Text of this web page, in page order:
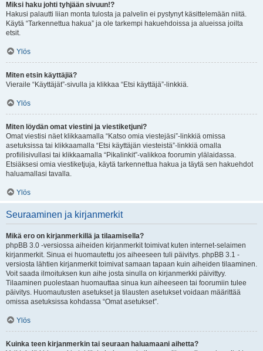
Miksi haku johti tyhjään sivuun!?
Hakusi palautti liian monta tulosta ja palvelin ei pystynyt käsittelemään niitä.
Käytä “Tarkennettua hakua” ja ole tarkempi hakuehdoissa ja alueissa joilta
etsit.
Ylös
Miten etsin käyttäjiä?
Vieraile “Käyttäjät”-sivulla ja klikkaa “Etsi käyttäjä”-linkkiä.
Ylös
Miten löydän omat viestini ja viestiketjuni?
Omat viestisi näet klikkaamalla “Katso omia viestejäsi”-linkkiä omissa
asetuksissa tai klikkaamalla “Etsi käyttäjän viesteistä”-linkkiä omalla
profiilisivullasi tai klikkaamalla “Pikalinkit”-valikkoa foorumin ylälaidassa.
Etsiäksesi omia viestiketjuja, käytä tarkennettua hakua ja täytä sen hakuehdot
haluamallasi tavalla.
Ylös
Seuraaminen ja kirjanmerkit
Mikä ero on kirjanmerkillä ja tilaamisella?
phpBB 3.0 -versiossa aiheiden kirjanmerkit toimivat kuten internet-selaimen
kirjanmerkit. Sinua ei huomautettu jos aiheeseen tuli päivitys. phpBB 3.1 -
versiosta lähtien kirjanmerkit toimivat samaan tapaan kuin aiheiden tilaaminen.
Voit saada ilmoituksen kun aihe josta sinulla on kirjanmerkki päivittyy.
Tilaaminen puolestaan huomauttaa sinua kun aiheeseen tai foorumiin tulee
päivitys. Huomautusten asetukset ja tilausten asetukset voidaan määrittää
omissa asetuksissa kohdassa “Omat asetukset”.
Ylös
Kuinka teen kirjanmerkin tai seuraan haluamaani aihetta?